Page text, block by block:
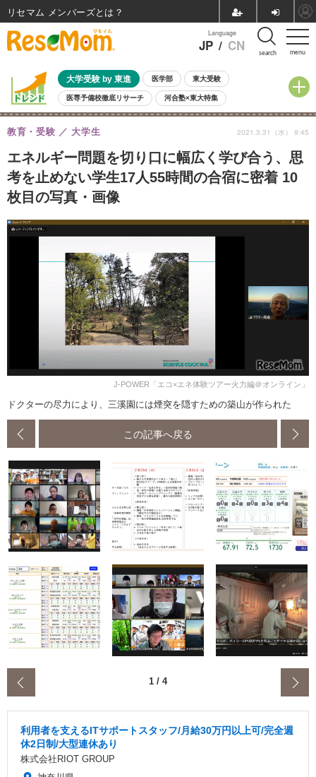
menu
Language
JP / CN search
大学受験 by 東進 医学部 東大受験
医専予備校徹底リサーチ 河合塾×東大特集
親子で考える大学選び 高校受験 中学受験 小学校受験
共通テスト 夏休み
8月開催イベント・WS 全国公立高校 過去問 人気記事
自由研究教材（小学生向け） 自由研究教材（中学生向け） ランキング
エネルギー問題を切り口に幅広く学び合う、思
考を止めない学生17人55時間の合宿に密着 10
枚目の写真・画像
教育・受験 大学生 2021.3.31（水） 9:45
J-POWER「エコ×エネ体験ツアー火力編＠オンライン」
ドクターの尽力により、三溪園には煙突を隠すための築山が作られた
この記事へ戻る
1 / 4
利用者を支えるITサポートスタッフ/月給30万円以上可/完全週
休2日制/大型連休あり
株式会社RIOT GROUP
リセマム メンバーズ